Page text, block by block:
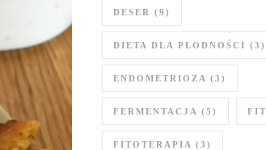
DESER (9)
DIETA DLA PŁODNOŚCI (3)
ENDOMETRIOZA (3)
FERMENTACJA (5) FIT
FITOTERAPIA (3)